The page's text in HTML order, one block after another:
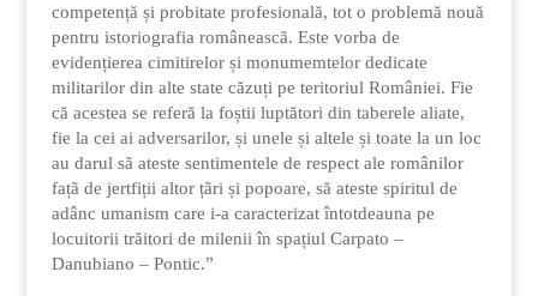
competență și probitate profesională, tot o problemă nouă
pentru istoriografia româneascã. Este vorba de
evidențierea cimitirelor și monumemtelor dedicate
militarilor din alte state căzuți pe teritoriul României. Fie
că acestea se referă la foștii luptători din taberele aliate,
fie la cei ai adversarilor, și unele și altele și toate la un loc
au darul sã ateste sentimentele de respect ale românilor
fațã de jertfiții altor țãri și popoare, să ateste spiritul de
adânc umanism care i-a caracterizat întotdeauna pe
locuitorii trăitori de milenii în spațiul Carpato –
Danubiano – Pontic.”